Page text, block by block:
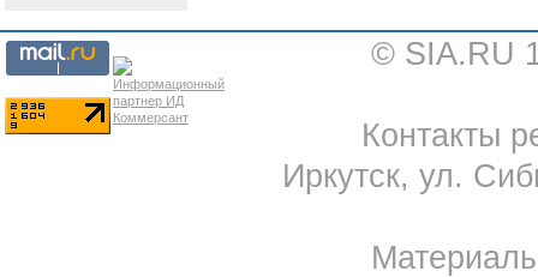
© SIA.RU
Контакты
Иркутск, ул.